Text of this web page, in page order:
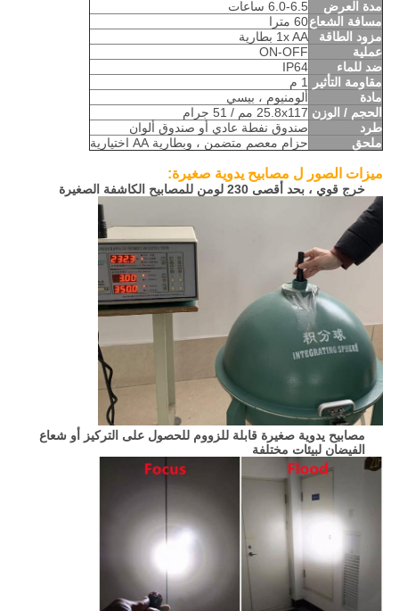
مدة العرض
6.0-6.5 ساعات
مسافة الشعاع60 مترا
مزود الطاقة
1x AA بطارية
عملية
ON-OFF
ضد للماء
IP64
مقاومة التأثير
1 م
مادة
ألومنيوم ، بيسي
الحجم / الوزن 25.8x117 مم / 51 جرام
طرد
صندوق نفطة عادي أو صندوق ألوان
ملحق
حزام معصم متضمن ، وبطارية AA اختيارية
ميزات الصور ل مصابيح يدوية صغيرة:
خرج قوي ، بحد أقصى 230 لومن للمصابيح الكاشفة الصغيرة
مصابيح يدوية صغيرة قابلة للزووم للحصول على التركيز أو شعاع
الفيضان لبيئات مختلفة